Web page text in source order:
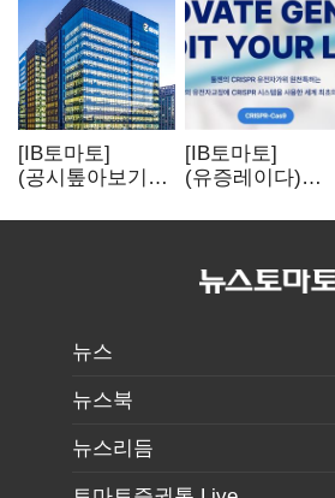
[IB토마토]
(공시톺아보기)
바로 매출로
[IB토마토]
(유증레이다)
3분의 1 토막…
비용부터 챙긴다
뉴스
뉴스북
뉴스리듬